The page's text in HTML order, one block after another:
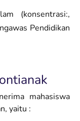
(konsentrasi:,
Pendidikan
mahasiswa
yaitu :